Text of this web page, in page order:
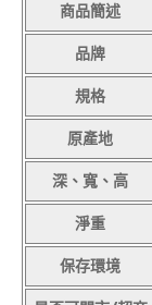
商品簡述
品牌
規格
原產地
深、寬、高
淨重
保存環境